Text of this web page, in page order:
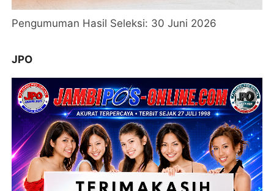
Pengumuman Hasil Seleksi: 30 Juni 2026
JPO